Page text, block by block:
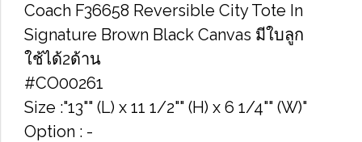
Coach F36658 Reversible City Tote In
Signature Brown Black Canvas มีใบลูก
ใช้ได้2ด้าน
#CO00261
Size :"13"" (L) x 11 1/2"" (H) x 6 1/4"" (W)"
Option : -